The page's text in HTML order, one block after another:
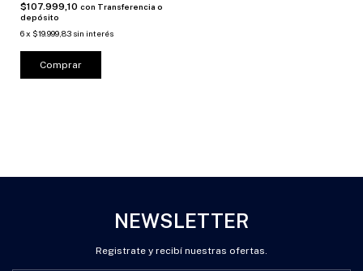
$107.999,10 con Transferencia o
depósito
6x $19.999,83 sin interés
Comprar
NEWSLETTER
Registrate y recibí nuestras ofertas.